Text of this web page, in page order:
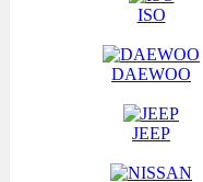
ISO
DAEWOO
JEEP